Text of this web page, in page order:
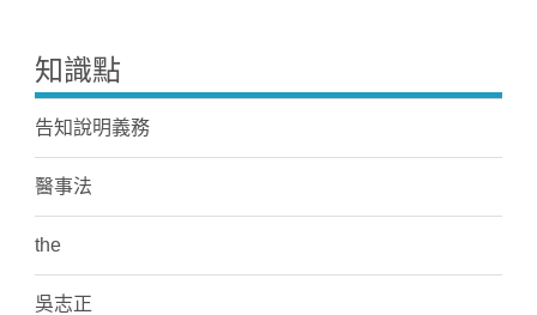
知識點
告知說明義務
醫事法
the
吳志正